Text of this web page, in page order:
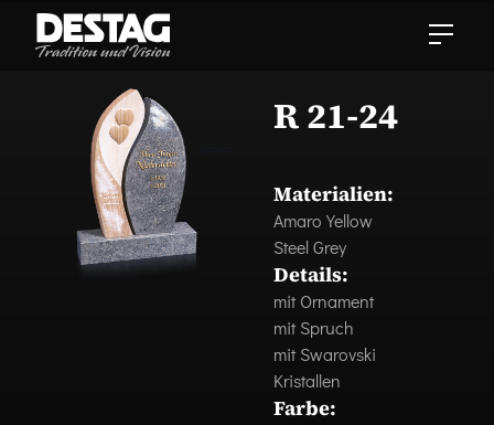
R 21-24
Materialien:
Amaro Yellow
Steel Grey
Details:
mit Ornament
mit Spruch
mit Swarovski
Kristallen
Farbe: